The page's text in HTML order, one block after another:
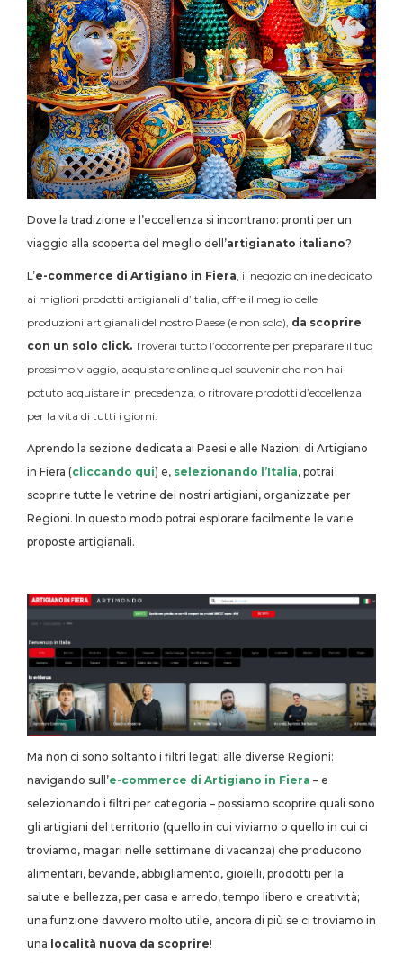
Dove la tradizione e l’eccellenza si incontrano: pronti per un
viaggio alla scoperta del meglio dell’artigianato italiano?
L’e-commerce di Artigiano in Fiera, il negozio online dedicato
ai migliori prodotti artigianali d’Italia, offre il meglio delle
produzioni artigianali del nostro Paese (e non solo), da scoprire
con un solo click. Troverai tutto l’occorrente per preparare il tuo
prossimo viaggio, acquistare online quel souvenir che non hai
potuto acquistare in precedenza, o ritrovare prodotti d’eccellenza
per la vita di tutti i giorni.
Aprendo la sezione dedicata ai Paesi e alle Nazioni di Artigiano
in Fiera (cliccando qui) e, selezionando l’Italia, potrai
scoprire tutte le vetrine dei nostri artigiani, organizzate per
Regioni. In questo modo potrai esplorare facilmente le varie
proposte artigianali.
Ma non ci sono soltanto i filtri legati alle diverse Regioni:
navigando sull’e-commerce di Artigiano in Fiera – e
selezionando i filtri per categoria – possiamo scoprire quali sono
gli artigiani del territorio (quello in cui viviamo o quello in cui ci
troviamo, magari nelle settimane di vacanza) che producono
alimentari, bevande, abbigliamento, gioielli, prodotti per la
salute e bellezza, per casa e arredo, tempo libero e creatività;
una funzione davvero molto utile, ancora di più se ci troviamo in
una località nuova da scoprire!